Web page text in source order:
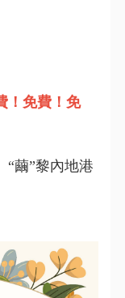
！免費！免
“繭”黎內地港